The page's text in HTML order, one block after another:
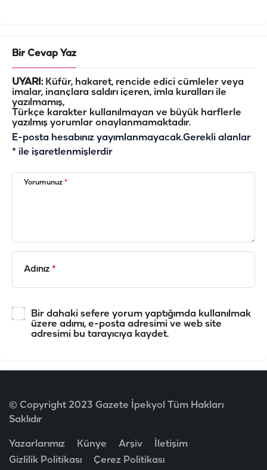
Bir Cevap Yaz
UYARI:Küfür, hakaret, rencide edici cümleler veya
imalar, inançlara saldırı içeren, imla kuralları ile
yazılmamış,
Türkçe karakter kullanılmayan ve büyük harflerle
yazılmış yorumlar onaylanmamaktadır.
E-posta hesabınız yayımlanmayacak.Gerekli alanlar
* ile işaretlenmişlerdir
Yorumunuz *
Adınız *
Bir dahaki sefere yorum yaptığımda kullanılmak
üzere adımı, e-posta adresimi ve web site
adresimi bu tarayıcıya kaydet.
© Copyright 2023 Gazete İpekyol Tüm Hakları
Saklıdır
Yazarlarımız Künye Arşiv
İletişim
Gizlilik Politikası
Çerez Politikası